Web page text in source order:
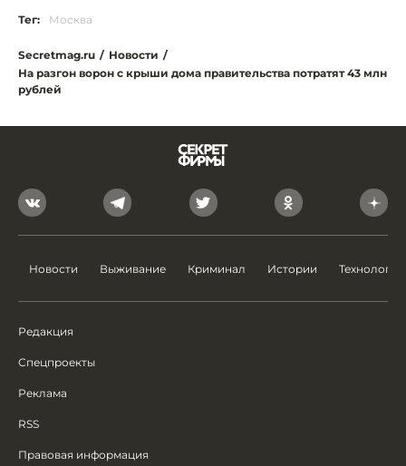
Тег: Москва
Secretmag.ru / Новости /
На разгон ворон с крыши дома правительства потратят 43 млн
рублей
Новости Выживание Криминал Истории Технологии
Редакция
Спецпроекты
Реклама
RSS
Правовая информация